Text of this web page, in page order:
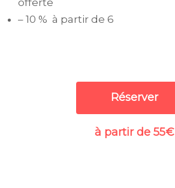
offerte
– 10 % à partir de 6
Réserver
à partir de 55€